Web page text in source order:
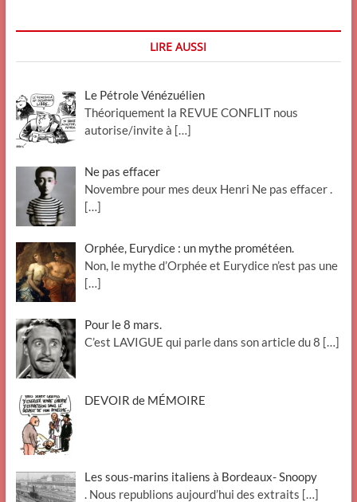
LIRE AUSSI
Le Pétrole Vénézuélien
Théoriquement la REVUE CONFLIT nous
autorise/invite à […]
Ne pas effacer
Novembre pour mes deux Henri Ne pas effacer .
[…]
Orphée, Eurydice : un mythe prométéen.
Non, le mythe d’Orphée et Eurydice n’est pas une
[…]
Pour le 8 mars.
C’est LAVIGUE qui parle dans son article du 8 […]
DEVOIR de MÉMOIRE
Les sous-marins italiens à Bordeaux- Snoopy
. Nous republions aujourd’hui des extraits […]